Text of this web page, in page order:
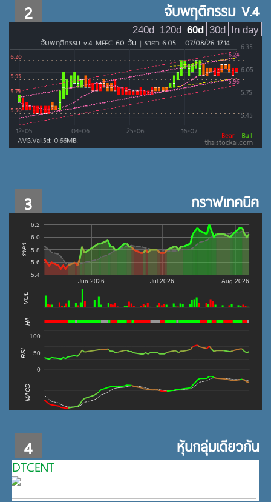
2 จับพฤติกรรม V.4
In day
30d
60d
120d
240d
3 กราฟเทคนิค
Jun 2026 Jul 2026 Aug 2026
5.4
5.6
5.8
6.0
6.2
ราคา
VOL
HA
0
50
100
RSI
MACD
4 หุ้นกลุ่มเดียวกัน
DTCENT